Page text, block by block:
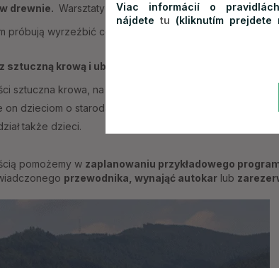
drewnie. Warsztaty trwają dwie godziny. Dzieci
próbują wyrzeźbić coś samodzielnie.
sztuczną krową i ubijanie masła na śniadanie.
sztuczna krowa, na której gawędziarz nauczy dzieci jak
on dzieciom o starodawnych wiejskich zwyczajach i
także dzieci.
pomożemy w zaplanowaniu przykładowego
przewodnika, wynająć autokar lub
Viac informácií o
nájdete tu (kliknutím prejdete